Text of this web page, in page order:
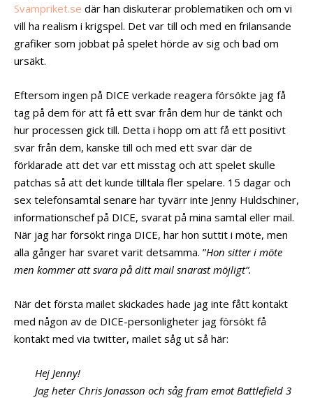
Svampriket.se där han diskuterar problematiken och om vi
vill ha realism i krigspel. Det var till och med en frilansande
grafiker som jobbat på spelet hörde av sig och bad om
ursäkt.
Eftersom ingen på DICE verkade reagera försökte jag få
tag på dem för att få ett svar från dem hur de tänkt och
hur processen gick till. Detta i hopp om att få ett positivt
svar från dem, kanske till och med ett svar där de
förklarade att det var ett misstag och att spelet skulle
patchas så att det kunde tilltala fler spelare. 15 dagar och
sex telefonsamtal senare har tyvärr inte Jenny Huldschiner,
informationschef på DICE, svarat på mina samtal eller mail.
När jag har försökt ringa DICE, har hon suttit i möte, men
alla gånger har svaret varit detsamma. ”Hon sitter i möte
men kommer att svara på ditt mail snarast möjligt”.
När det första mailet skickades hade jag inte fått kontakt
med någon av de DICE-personligheter jag försökt få
kontakt med via twitter, mailet såg ut så här:
Hej Jenny!
Jag heter Chris Jonasson och såg fram emot Battlefield 3